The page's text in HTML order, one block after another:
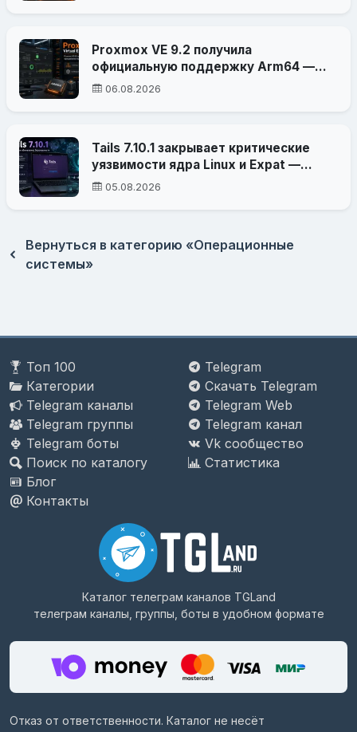
Proxmox VE 9.2 получила
официальную поддержку Arm64 —
платформа вышла за пределы x86-64
06.08.2026
Tails 7.10.1 закрывает критические
уязвимости ядра Linux и Expat —
атака могла привести к
05.08.2026
Вернуться в категорию «Операционные
системы»
Топ 100
Категории
Telegram каналы
Telegram группы
Telegram боты
Поиск по каталогу
Блог
Контакты
Telegram
Скачать Telegram
Telegram Web
Telegram канал
Vk сообщество
Статистика
Каталог телеграм каналов TGLand
телеграм каналы, группы, боты в удобном формате
Отказ от ответственности. Каталог не несёт